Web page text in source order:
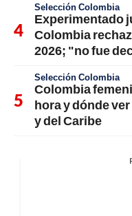
Selección Colombia
Experimentado
Colombia
2026; "no fue
Selección Colombia
Colombia
hora y dónde
y del Caribe